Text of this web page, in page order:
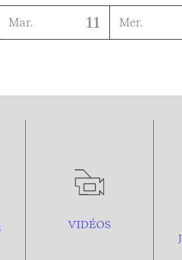
Mar. 11 Mer.
VIDÉOS